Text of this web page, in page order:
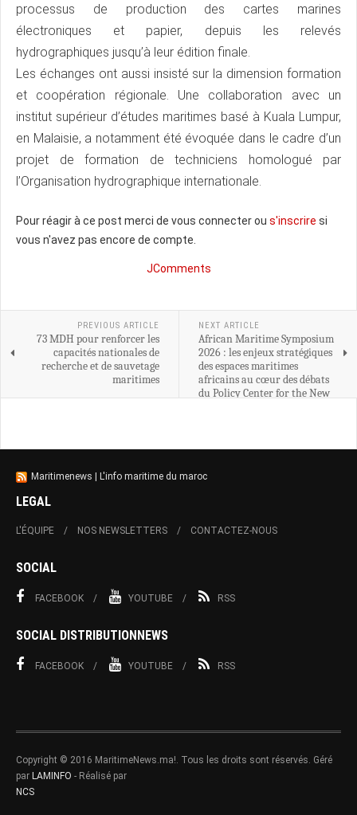
processus de production des cartes marines
électroniques et papier, depuis les relevés
hydrographiques jusqu’à leur édition finale.
Les échanges ont aussi insisté sur la dimension formation
et coopération régionale. Une collaboration avec un
institut supérieur d’études maritimes basé à Kuala Lumpur,
en Malaisie, a notamment été évoquée dans le cadre d’un
projet de formation de techniciens homologué par
l’Organisation hydrographique internationale.
Pour réagir à ce post merci de vous connecter ou s'inscrire si
vous n'avez pas encore de compte.
JComments
PREVIOUS ARTICLE
73 MDH pour renforcer les
capacités nationales de
recherche et de sauvetage
maritimes
NEXT ARTICLE
African Maritime Symposium
2026 : les enjeux stratégiques
des espaces maritimes
africains au cœur des débats
du Policy Center for the New
Maritimenews | L'info maritime du maroc
LEGAL
L'ÉQUIPE NOS NEWSLETTERS CONTACTEZ-NOUS
SOCIAL
FACEBOOK YOUTUBE RSS
SOCIAL DISTRIBUTIONNEWS
FACEBOOK YOUTUBE RSS
Copyright © 2016 MaritimeNews.ma!. Tous les droits sont réservés. Géré
par LAMINFO - Réalisé par
NCS